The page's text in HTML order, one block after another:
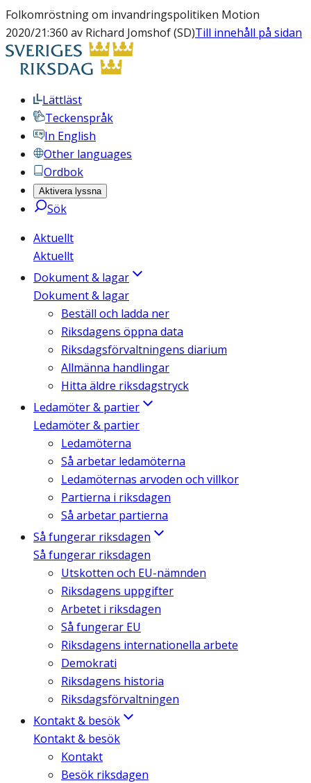
Folkomröstning om invandringspolitiken Motion
2020/21:360 av Richard Jomshof (SD)Till innehåll på sidan
Lättläst
Teckenspråk
In English
Other languages
Ordbok
Aktivera lyssna
Sök
Aktuellt
Aktuellt
Dokument & lagar
Dokument & lagar
Beställ och ladda ner
Riksdagens öppna data
Riksdagsförvaltningens diarium
Allmänna handlingar
Hitta äldre riksdagstryck
Ledamöter & partier
Ledamöter & partier
Ledamöterna
Så arbetar ledamöterna
Ledamöternas arvoden och villkor
Partierna i riksdagen
Så arbetar partierna
Så fungerar riksdagen
Så fungerar riksdagen
Utskotten och EU-nämnden
Riksdagens uppgifter
Arbetet i riksdagen
Så fungerar EU
Riksdagens internationella arbete
Demokrati
Riksdagens historia
Riksdagsförvaltningen
Kontakt & besök
Kontakt & besök
Kontakt
Besök riksdagen